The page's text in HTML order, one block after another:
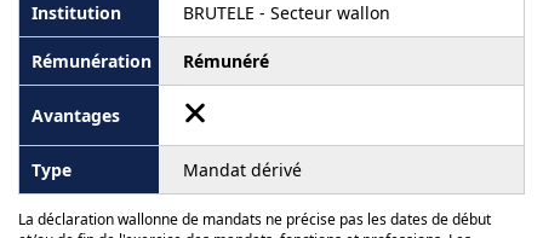
BRUTELE - Secteur wallon
Rémunéré
Mandat dérivé
La déclaration wallonne de mandats ne précise pas les dates de début